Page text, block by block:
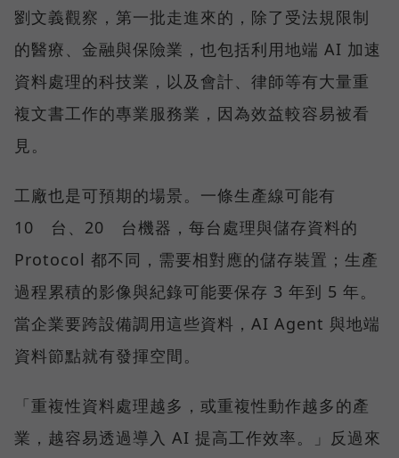
劉文義觀察，第一批走進來的，除了受法規限制
的醫療、金融與保險業，也包括利用地端 AI 加速
資料處理的科技業，以及會計、律師等有大量重
複文書工作的專業服務業，因為效益較容易被看
見。
工廠也是可預期的場景。一條生產線可能有
10 台、20 台機器，每台處理與儲存資料的
Protocol 都不同，需要相對應的儲存裝置；生產
過程累積的影像與紀錄可能要保存 3 年到 5 年。
當企業要跨設備調用這些資料，AI Agent 與地端
資料節點就有發揮空間。
「重複性資料處理越多，或重複性動作越多的產
業，越容易透過導入 AI 提高工作效率。」反過來